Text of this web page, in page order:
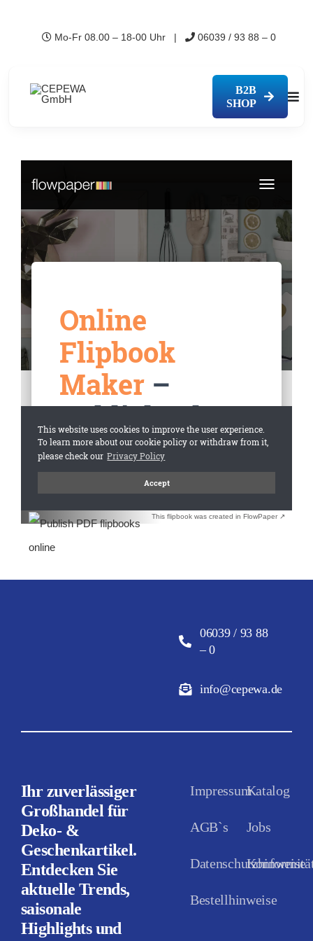
Mo-Fr 08.00 – 18-00 Uhr | 06039 / 93 88 – 0
B2B
SHOP
This flipbook was created in FlowPaper ↗
06039 / 93 88
– 0
info@cepewa.de
Ihr zuverlässiger
Großhandel für
Deko- &
Geschenkartikel.
Entdecken Sie
aktuelle Trends,
saisonale
Highlights und
Impressum
AGB`s
Datenschutzhinweise
Bestellhinweise
Katalog
Jobs